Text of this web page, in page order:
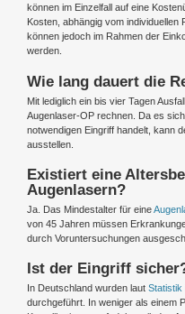
können im Einzelfall auf eine
Kosten, abhängig vom
können jedoch im Rahmen der
werden.
Wie lang dauert die
Mit lediglich ein bis vier Tagen
Augenlaser-OP rechnen. Da es
notwendigen Eingriff handelt, kann
ausstellen.
Existiert eine
Augenlasern?
Ja. Das Mindestalter für eine
von 45 Jahren müssen
durch Voruntersuchungen
Ist der Eingriff
In Deutschland wurden laut Statistik
durchgeführt. In weniger als einem